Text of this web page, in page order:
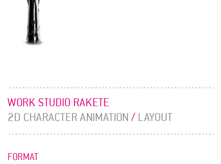
WORK STUDIO RAKETE
2D CHARACTER ANIMATION / LAYOUT
FORMAT